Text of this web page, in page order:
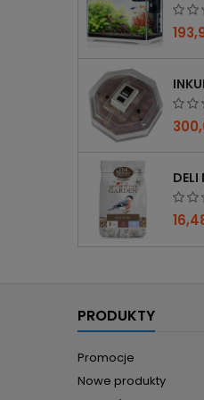
PRODUKTY
Promocje
Nowe produkty